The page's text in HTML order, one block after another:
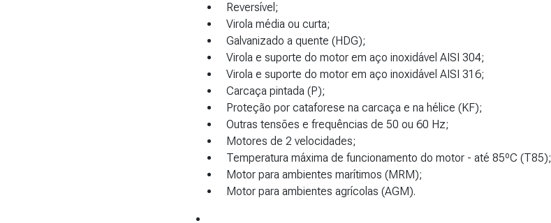
Reversível;
Virola média ou curta;
Galvanizado a quente (HDG);
Virola e suporte do motor em aço inoxidável AISI 304;
Virola e suporte do motor em aço inoxidável AISI 316;
Carcaça pintada (P);
Proteção por cataforese na carcaça e na hélice (KF);
Outras tensões e frequências de 50 ou 60 Hz;
Motores de 2 velocidades;
Temperatura máxima de funcionamento do motor - até 85ºC (T85);
Motor para ambientes marítimos (MRM);
Motor para ambientes agrícolas (AGM).